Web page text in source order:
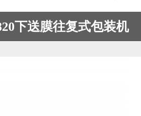
下送膜往复式包装机